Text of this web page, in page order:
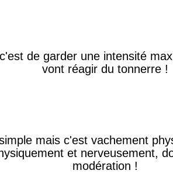
de garder une intensité
vont réagir du tonnerre !
mais c'est vachement
et nerveusement,
modération !